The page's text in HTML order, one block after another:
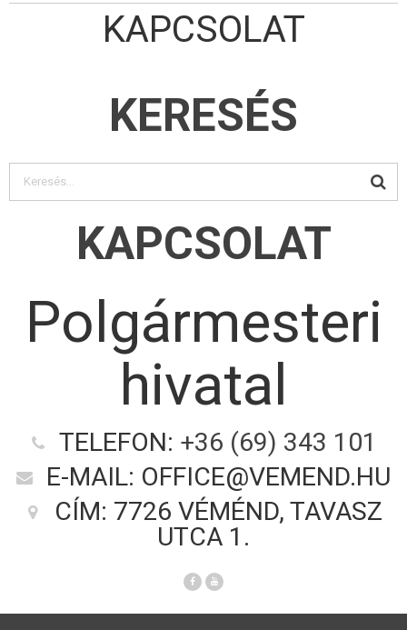
KAPCSOLAT
KERESÉS
KAPCSOLAT
Polgármesteri
hivatal
TELEFON: +36 (69) 343 101
E-MAIL: OFFICE@VEMEND.HU
CÍM: 7726 VÉMÉND, TAVASZ
UTCA 1.